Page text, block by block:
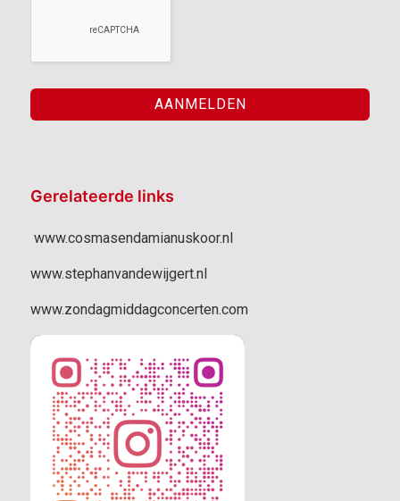
Gerelateerde links
www.cosmasendamianuskoor.nl
www.stephanvandewijgert.nl
www.zondagmiddagconcerten.com